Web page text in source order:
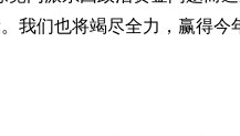
我们也将竭尽全力，赢得今